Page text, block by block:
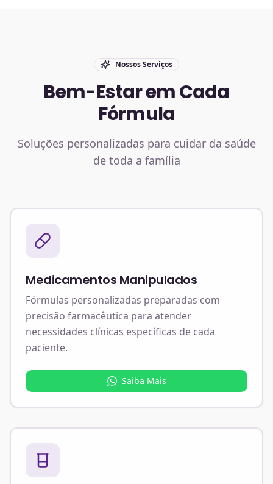
Nossos Serviços
Bem-Estar em Cada
Fórmula
Soluções personalizadas para cuidar da saúde
de toda a família
Medicamentos Manipulados
Fórmulas personalizadas preparadas com
precisão farmacêutica para atender
necessidades clínicas específicas de cada
paciente.
Saiba Mais